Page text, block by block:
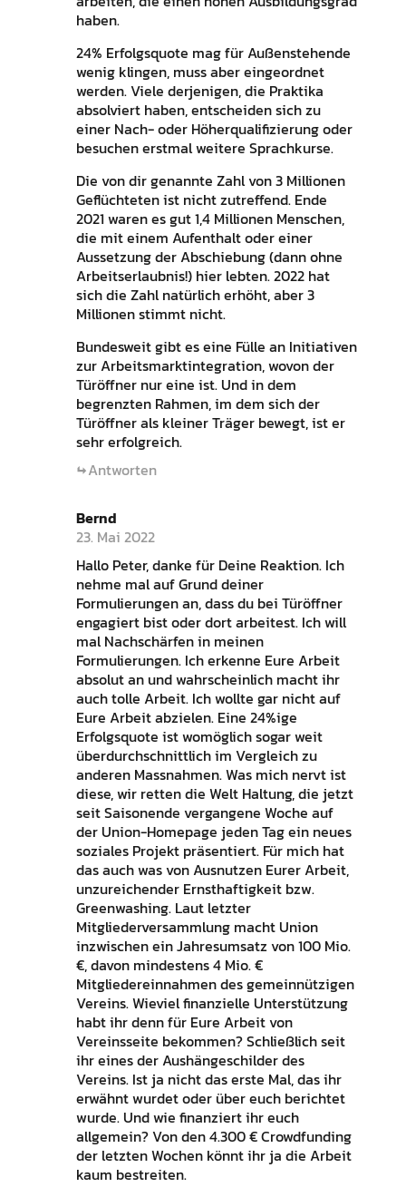
haben.
24% Erfolgsquote mag für Außenstehende
wenig klingen, muss aber eingeordnet
werden. Viele derjenigen, die Praktika
absolviert haben, entscheiden sich zu
einer Nach- oder Höherqualifizierung oder
besuchen erstmal weitere Sprachkurse.
Die von dir genannte Zahl von 3 Millionen
Geflüchteten ist nicht zutreffend. Ende
2021 waren es gut 1,4 Millionen Menschen,
die mit einem Aufenthalt oder einer
Aussetzung der Abschiebung (dann ohne
Arbeitserlaubnis!) hier lebten. 2022 hat
sich die Zahl natürlich erhöht, aber 3
Millionen stimmt nicht.
Bundesweit gibt es eine Fülle an Initiativen
zur Arbeitsmarktintegration, wovon der
Türöffner nur eine ist. Und in dem
begrenzten Rahmen, im dem sich der
Türöffner als kleiner Träger bewegt, ist er
sehr erfolgreich.
Antworten
Bernd
23. Mai 2022
Hallo Peter, danke für Deine Reaktion. Ich
nehme mal auf Grund deiner
Formulierungen an, dass du bei Türöffner
engagiert bist oder dort arbeitest. Ich will
mal Nachschärfen in meinen
Formulierungen. Ich erkenne Eure Arbeit
absolut an und wahrscheinlich macht ihr
auch tolle Arbeit. Ich wollte gar nicht auf
Eure Arbeit abzielen. Eine 24%ige
Erfolgsquote ist womöglich sogar weit
überdurchschnittlich im Vergleich zu
anderen Massnahmen. Was mich nervt ist
diese, wir retten die Welt Haltung, die jetzt
seit Saisonende vergangene Woche auf
der Union-Homepage jeden Tag ein neues
soziales Projekt präsentiert. Für mich hat
das auch was von Ausnutzen Eurer Arbeit,
unzureichender Ernsthaftigkeit bzw.
Greenwashing. Laut letzter
Mitgliederversammlung macht Union
inzwischen ein Jahresumsatz von 100 Mio.
€, davon mindestens 4 Mio. €
Mitgliedereinnahmen des gemeinnützigen
Vereins. Wieviel finanzielle Unterstützung
habt ihr denn für Eure Arbeit von
Vereinsseite bekommen? Schließlich seit
ihr eines der Aushängeschilder des
Vereins. Ist ja nicht das erste Mal, das ihr
erwähnt wurdet oder über euch berichtet
wurde. Und wie finanziert ihr euch
allgemein? Von den 4.300 € Crowdfunding
der letzten Wochen könnt ihr ja die Arbeit
kaum bestreiten.